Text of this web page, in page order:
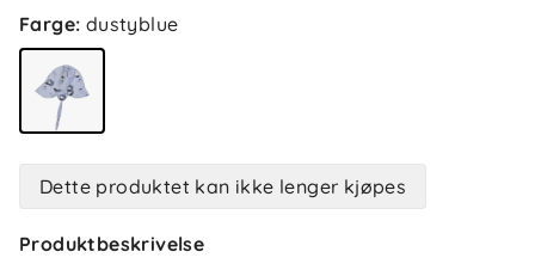
Farge: dustyblue
Dette produktet kan ikke lenger kjøpes
Produktbeskrivelse